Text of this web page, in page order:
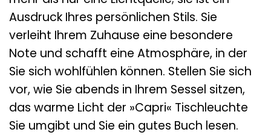
Ausdruck Ihres persönlichen Stils. Sie
verleiht Ihrem Zuhause eine besondere
Note und schafft eine Atmosphäre, in der
Sie sich wohlfühlen können. Stellen Sie sich
vor, wie Sie abends in Ihrem Sessel sitzen,
das warme Licht der »Capri« Tischleuchte
Sie umgibt und Sie ein gutes Buch lesen.